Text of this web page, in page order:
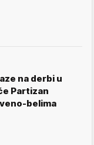
na derbi u
Partizan
belima